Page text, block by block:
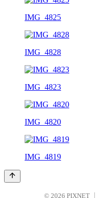
IMG_4825
IMG_4828
IMG_4823
IMG_4820
IMG_4819
© 2026 PIXNET